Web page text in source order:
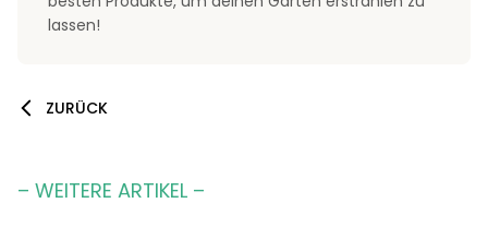
lassen!
ZURÜCK
– WEITERE ARTIKEL –